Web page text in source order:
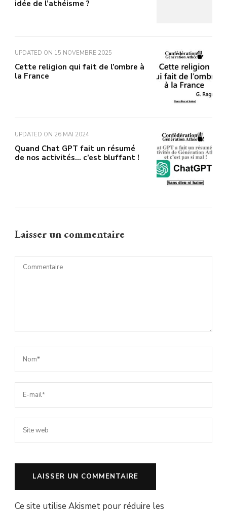
idée de l’athéisme ?
UPDATED ON 15 NOVEMBRE 2025
Cette religion qui fait de l’ombre à
la France
UPDATED ON 26 MAI 2024
Quand Chat GPT fait un résumé
de nos activités… c’est bluffant !
Laisser un commentaire
Ce site utilise Akismet pour réduire les